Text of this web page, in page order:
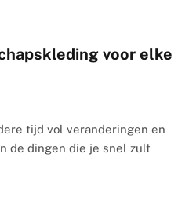
voor elke
tijd vol veranderingen en
de dingen die je snel zult